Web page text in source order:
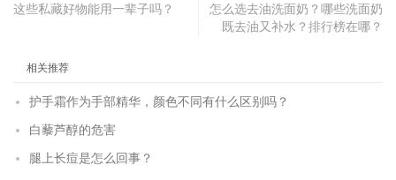
这些私藏好物能用一辈子吗？
怎么选去油洗面奶？哪些洗面奶
既去油又补水？排行榜在哪？
相关推荐
护手霜作为手部精华，颜色不同有什么区别吗？
白藜芦醇的危害
腿上长痘是怎么回事？